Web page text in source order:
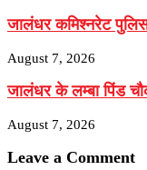
जालंधर कमिश्नरेट
August 7, 2026
जालंधर के लम्बा पिंड
August 7, 2026
Leave a Comment